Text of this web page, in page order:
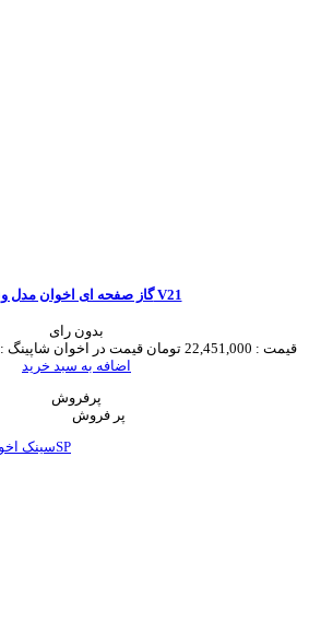
گاز صفحه ای اخوان مدل ونوس V21
بدون رای
قیمت : 22,451,000 تومان قیمت در اخوان شاپینگ :
اضافه به سبد خرید
پرفروش